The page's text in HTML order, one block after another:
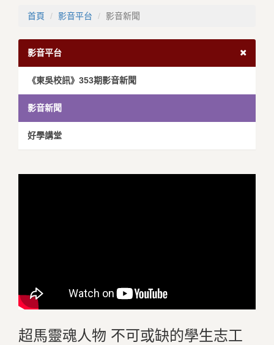
首頁 影音平台 影音新聞
影音平台
《東吳校訊》353期影音新聞
影音新聞
好學講堂
超馬靈魂人物 不可或缺的學生志工